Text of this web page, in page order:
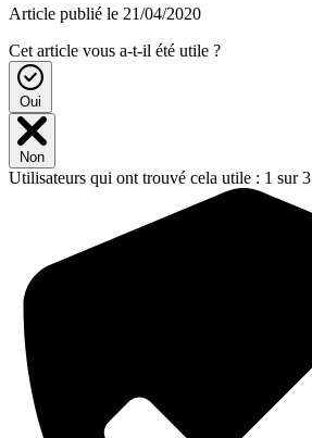
Article publié le 21/04/2020
Cet article vous a-t-il été utile ?
Oui
Non
Utilisateurs qui ont trouvé cela utile : 1 sur 3